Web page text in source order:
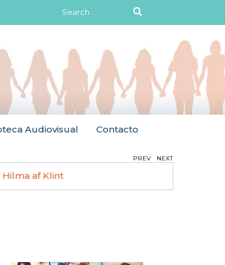
Search
for:
Audiovisual Contacto
Hilma af Klint
PREV NEXT